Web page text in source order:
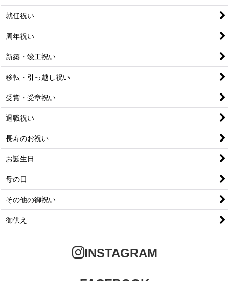
就任祝い
周年祝い
新築・竣工祝い
移転・引っ越し祝い
受賞・受章祝い
退職祝い
長寿のお祝い
お誕生日
母の日
その他の御祝い
御供え
INSTAGRAM